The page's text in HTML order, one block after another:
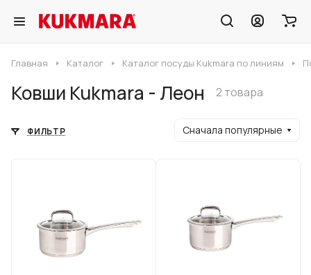
Главная Каталог Каталог посуды Kukmara по линиям
Ковши Kukmara - Леон 2 товара
ФИЛЬТР Сначала популярные